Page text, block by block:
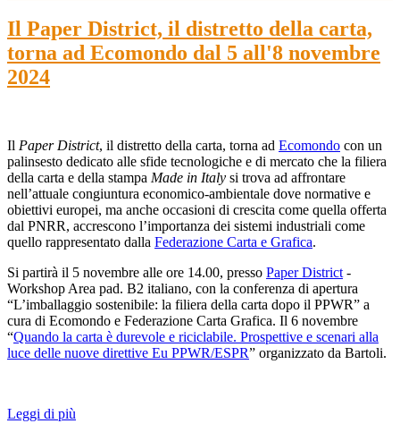
Il Paper District, il distretto della carta,
torna ad Ecomondo dal 5 all'8 novembre
2024
Il Paper District, il distretto della carta, torna ad Ecomondo con un
palinsesto dedicato alle sfide tecnologiche e di mercato che la filiera
della carta e della stampa Made in Italy si trova ad affrontare
nell’attuale congiuntura economico-ambientale dove normative e
obiettivi europei, ma anche occasioni di crescita come quella offerta
dal PNRR, accrescono l’importanza dei sistemi industriali come
quello rappresentato dalla Federazione Carta e Grafica.
Si partirà il 5 novembre alle ore 14.00, presso Paper District -
Workshop Area pad. B2 italiano, con la conferenza di apertura
“L’imballaggio sostenibile: la filiera della carta dopo il PPWR” a
cura di Ecomondo e Federazione Carta Grafica. Il 6 novembre
“Quando la carta è durevole e riciclabile. Prospettive e scenari alla
luce delle nuove direttive Eu PPWR/ESPR” organizzato da Bartoli.
Leggi di più